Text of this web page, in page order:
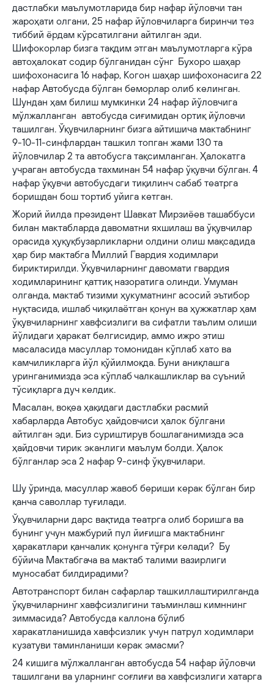
дастлабки маълумотларида бир нафар йўловчи тан
жароҳати олгани, 25 нафар йўловчиларга биринчи тез
тиббий ёрдам кўрсатилгани айтилган эди.
Шифокорлар бизга тақдим этган маълумотларга кўра
автоҳалокат содир бўлганидан сўнг Бухоро шаҳар
шифохонасига 16 нафар, Когон шаҳар шифохонасига 22
нафар Автобусда бўлган беморлар олиб келинган.
Шундан ҳам билиш мумкинки 24 нафар йўловчига
мўлжалланган автобусда сиғимидан ортиқ йўловчи
ташилган. Ўқувчиларнинг бизга айтишича мактабнинг
9-10-11-синфлардан ташкил топган жами 130 та
йўловчилар 2 та автобусга тақсимланган. Ҳалокатга
учраган автобусда тахминан 54 нафар ўқувчи бўлган. 4
нафар ўқувчи автобусдаги тиқилинч сабаб театрга
боришдан бош тортиб уйига кетган.
Жорий йилда президент Шавкат Мирзиёев ташаббуси
билан мактабларда давоматни яхшилаш ва ўқувчилар
орасида ҳуқуқбузарликларни олдини олиш мақсадида
ҳар бир мактабга Миллий Гвардия ходимлари
бириктирилди. Ўқувчиларнинг давомати гвардия
ходимларининг қаттиқ назоратига олинди. Умуман
олганда, мактаб тизими ҳукуматнинг асосий эътибор
нуқтасида, ишлаб чиқилаётган қонун ва ҳужжатлар ҳам
ўқувчиларнинг хавфсизлиги ва сифатли таълим олиши
йўлидаги ҳаракат белгисидир, аммо ижро этиш
масаласида масуллар томонидан кўплаб хато ва
камчиликларга йўл қўйилмоқда. Буни аниқлашга
уринганимизда эса кўплаб чалкашликлар ва суъний
тўсиқларга дуч келдик.
Масалан, воқеа ҳақидаги дастлабки расмий
хабарларда Автобус ҳайдовчиси ҳалок бўлгани
айтилган эди. Биз суриштирув бошлаганимизда эса
ҳайдовчи тирик эканлиги маълум болди. Ҳалок
бўлганлар эса 2 нафар 9-синф ўқувчилари.
Шу ўринда, масуллар жавоб бериши керак бўлган бир
қанча саволлар туғилади.
Ўқувчиларни дарс вақтида театрга олиб боришга ва
бунинг учун мажбурий пул йиғишга мактабнинг
ҳаракатлари қанчалик қонунга тўғри келади? Бу
бўйича Мактабгача ва мактаб талими вазирлиги
муносабат билдирадими?
Автотранспорт билан сафарлар ташкиллаштирилганда
ўқувчиларнинг хавфсизлигини таъминлаш кимннинг
зиммасида? Автобусда каллона бўлиб
харакатланишида хавфсизлик учун патрул ходимлари
кузатуви таминланиши керак эмасми?
24 кишига мўлжалланган автобусда 54 нафар йўловчи
ташилгани ва уларнинг соғлиғи ва хавфсизлиги хатарга